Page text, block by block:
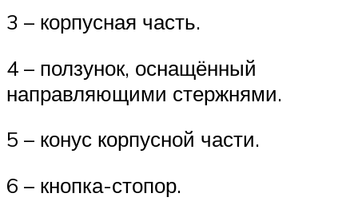
3 – корпусная часть.
4 – ползунок, оснащённый
направляющими стержнями.
5 – конус корпусной части.
6 – кнопка-стопор.